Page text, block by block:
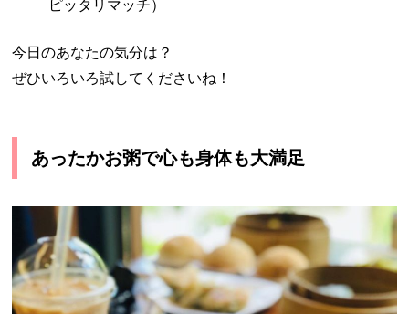
ピッタリマッチ）
今日のあなたの気分は？
ぜひいろいろ試してくださいね！
あったかお粥で心も身体も大満足